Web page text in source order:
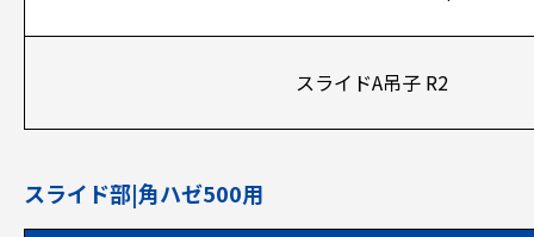
スライドA吊子 R2
スライド部|角ハゼ500用